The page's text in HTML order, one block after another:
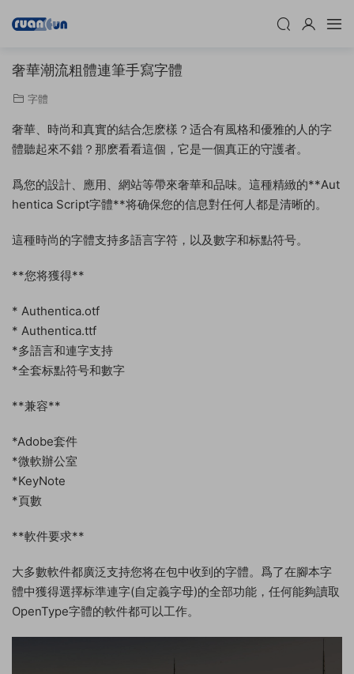
奢華潮流粗體連筆手寫字體
字體
奢華、時尚和真實的結合怎麽樣？适合有風格和優雅的人的字
體聽起來不錯？那麽看看這個，它是一個真正的守護者。
爲您的設計、應用、網站等帶來奢華和品味。這種精緻的**Aut
hentica Script字體**将确保您的信息對任何人都是清晰的。
這種時尚的字體支持多語言字符，以及數字和标點符号。
**您将獲得**
* Authentica.otf
* Authentica.ttf
*多語言和連字支持
*全套标點符号和數字
**兼容**
*Adobe套件
*微軟辦公室
*KeyNote
*頁數
**軟件要求**
大多數軟件都廣泛支持您将在包中收到的字體。爲了在腳本字
體中獲得選擇标準連字(自定義字母)的全部功能，任何能夠讀取
OpenType字體的軟件都可以工作。